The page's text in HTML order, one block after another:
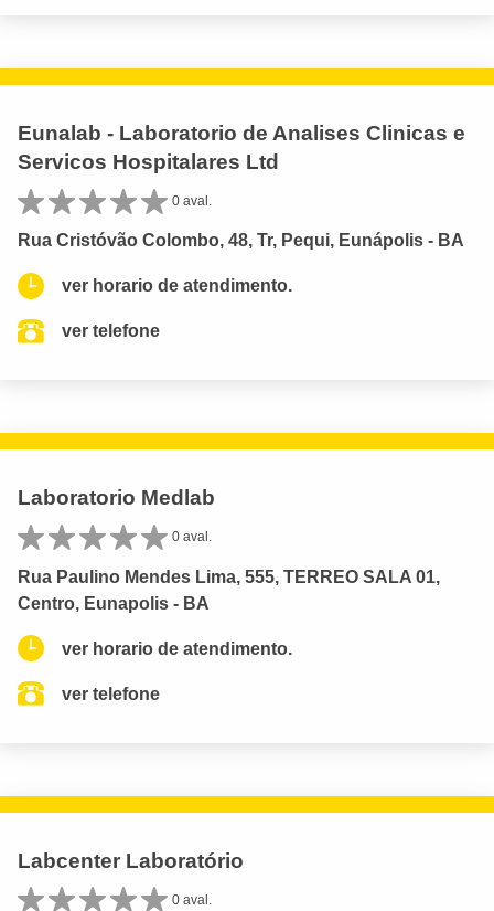
Eunalab - Laboratorio de Analises Clinicas e
Servicos Hospitalares Ltd
0 aval.
Rua Cristóvão Colombo, 48, Tr, Pequi, Eunápolis - BA
ver horario de atendimento.
ver telefone
Laboratorio Medlab
0 aval.
Rua Paulino Mendes Lima, 555, TERREO SALA 01,
Centro, Eunapolis - BA
ver horario de atendimento.
ver telefone
Labcenter Laboratório
0 aval.